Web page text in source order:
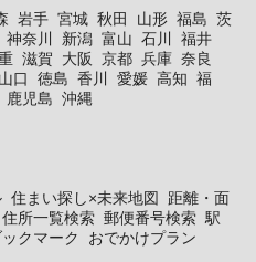
岩手 宮城 秋田 山形 福島 茨
神奈川 新潟 富山 石川
福井
滋賀 大阪 京都 兵庫 奈良
山口 徳島 香川 愛媛 高知 福
鹿児島 沖縄
住まい探し×未来地図
距離・面
住所一覧検索 郵便番号検索 駅
クマーク おでかけプラン